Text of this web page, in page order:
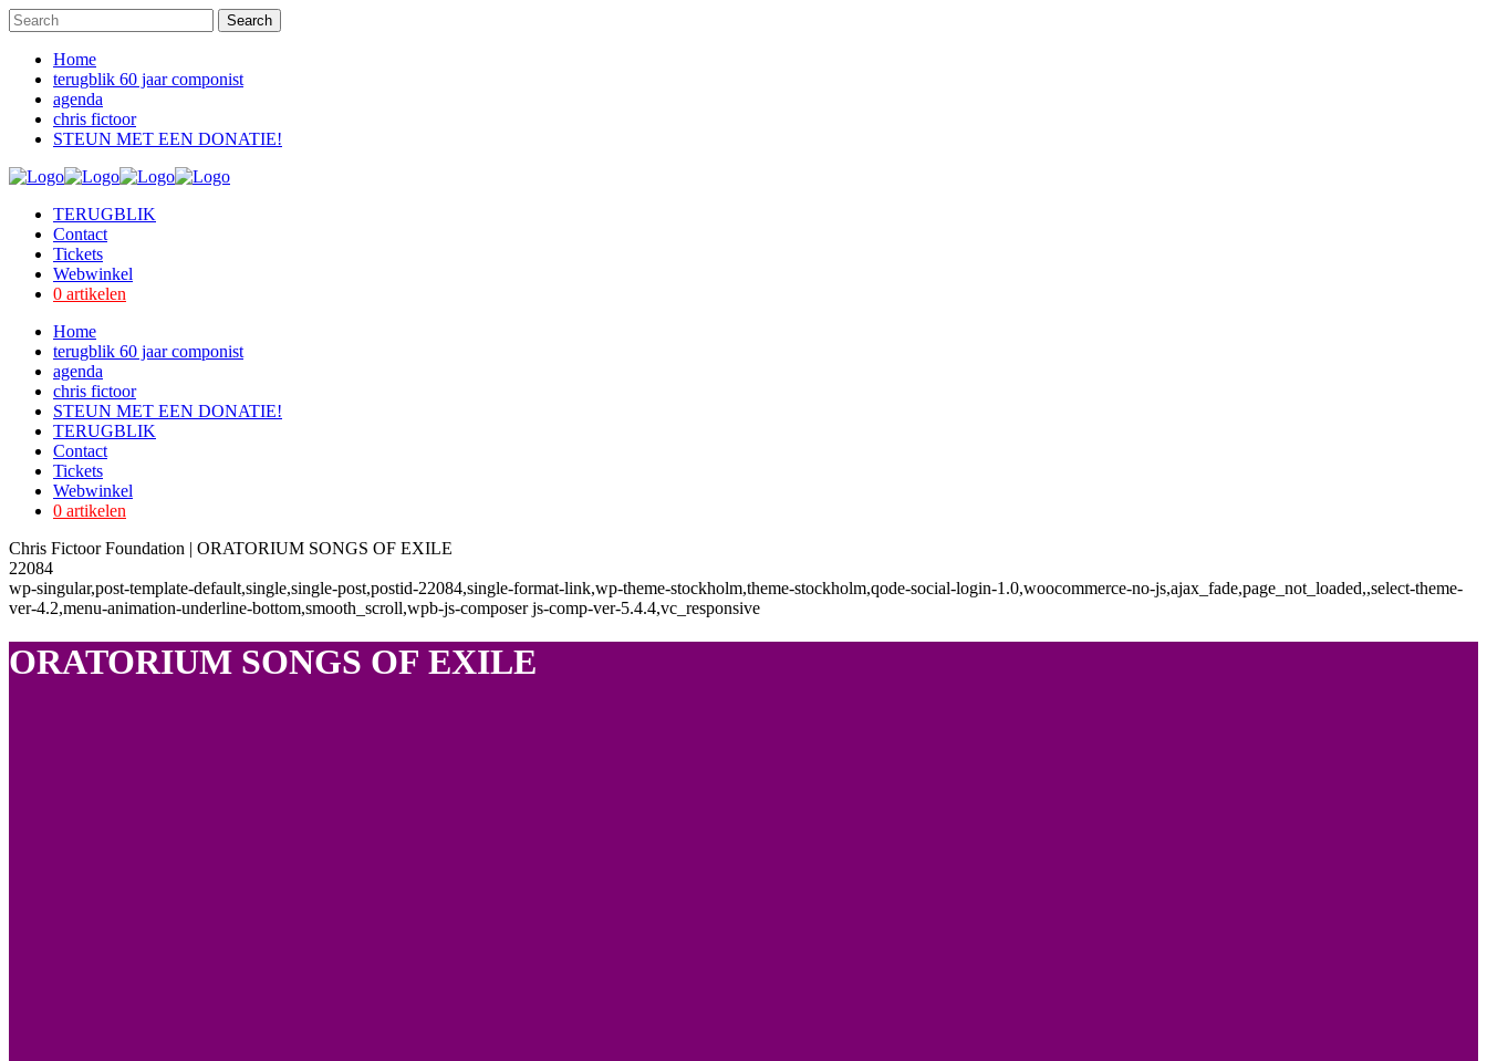
Home
terugblik 60 jaar componist
agenda
chris fictoor
STEUN MET EEN DONATIE!
TERUGBLIK
Contact
Tickets
Webwinkel
0 artikelen
Home
terugblik 60 jaar componist
agenda
chris fictoor
STEUN MET EEN DONATIE!
TERUGBLIK
Contact
Tickets
Webwinkel
0 artikelen
Chris Fictoor Foundation | ORATORIUM SONGS OF EXILE
22084
wp-singular,post-template-default,single,single-post,postid-22084,single-format-link,wp-theme-stockholm,theme-stockholm,qode-social-login-1.0,woocommerce-no-js,ajax_fade,page_not_loaded,,select-theme-
ver-4.2,menu-animation-underline-bottom,smooth_scroll,wpb-js-composer js-comp-ver-5.4.4,vc_responsive
ORATORIUM SONGS OF EXILE